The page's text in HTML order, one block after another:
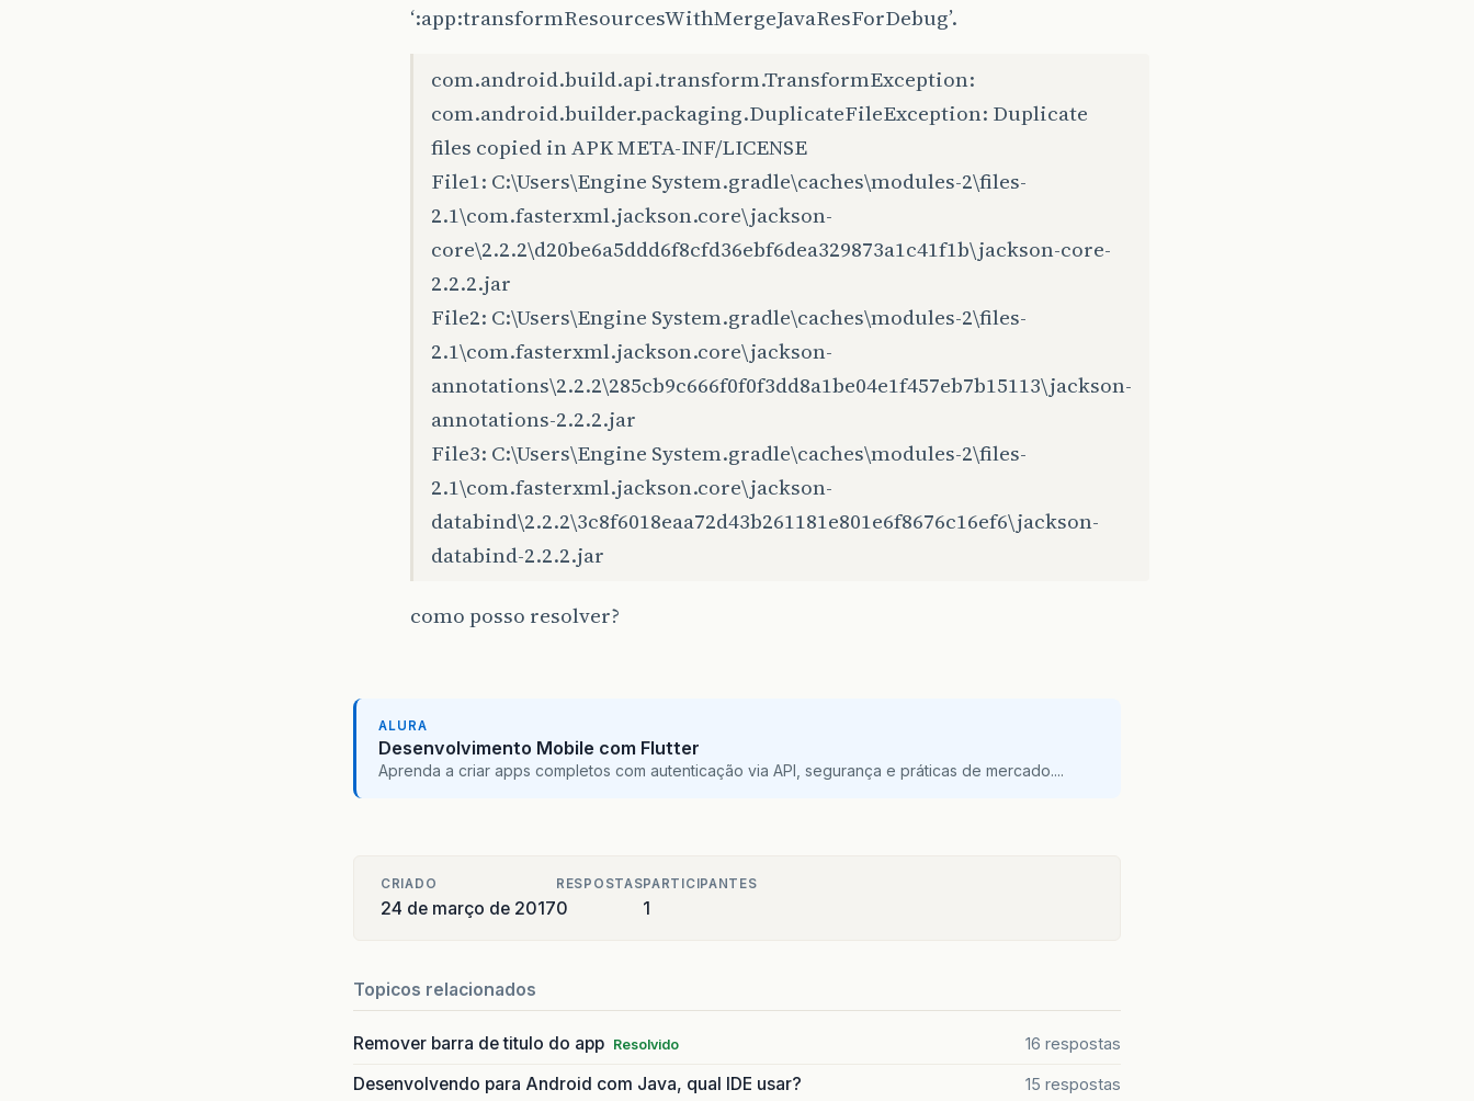
‘:app:transformResourcesWithMergeJavaResForDebug’.
com.android.build.api.transform.TransformException:
com.android.builder.packaging.DuplicateFileException: Duplicate
files copied in APK META-INF/LICENSE
File1: C:\Users\Engine System.gradle\caches\modules-2\files-
2.1\com.fasterxml.jackson.core\jackson-
core\2.2.2\d20be6a5ddd6f8cfd36ebf6dea329873a1c41f1b\jackson-core-
2.2.2.jar
File2: C:\Users\Engine System.gradle\caches\modules-2\files-
2.1\com.fasterxml.jackson.core\jackson-
annotations\2.2.2\285cb9c666f0f0f3dd8a1be04e1f457eb7b15113\jackson-
annotations-2.2.2.jar
File3: C:\Users\Engine System.gradle\caches\modules-2\files-
2.1\com.fasterxml.jackson.core\jackson-
databind\2.2.2\3c8f6018eaa72d43b261181e801e6f8676c16ef6\jackson-
databind-2.2.2.jar
como posso resolver?
ALURA
Desenvolvimento Mobile com Flutter
Aprenda a criar apps completos com autenticação via API, segurança e práticas de mercado....
CRIADO
24 de março de 2017
RESPOSTAS
0
PARTICIPANTES
1
Topicos relacionados
Remover barra de titulo do app Resolvido 16 respostas
Desenvolvendo para Android com Java, qual IDE usar? 15 respostas